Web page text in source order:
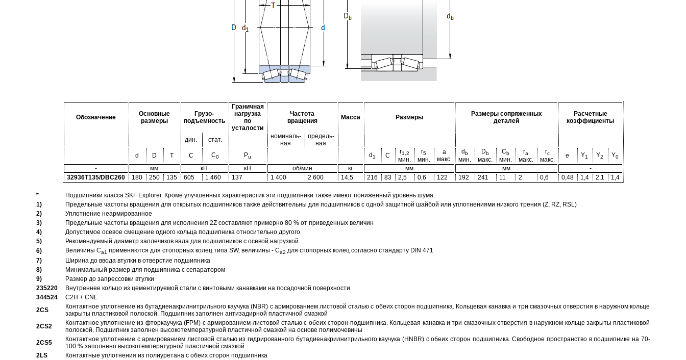
Обозначение
Основные
размеры
Грузо-
подъемность
Граничная
нагрузка
по
усталости
Частота
вращения
Масса Размеры
Размеры сопряженных
деталей
Расчетные
коэффициенты
дин. стат.
номиналь-
ная
предель-
ная
d
D T C C0 Pu d1 C
r1,2
мин.
r5
мин.
a
макс.
d b
мин.
Db
макс.
Cb
мин.
ra
макс.
rc
макс.
e Y1 Y2 Y0
- мм кН кН об/мин кг мм мм
-
32936T135/DBC260
180 250 135 605 1 460 137 1 400 2 600 14,5 216 83 2,5 0,6 122 192 241 11 2 0,6 0,48 1,4 2,1 1,4
*
Подшипники класса SKF Explorer. Кроме улучшенных характеристик эти подшипники также имеют пониженный уровень шума.
1)
Предельные частоты вращения для открытых подшипников также действительны для подшипников с одной защитной шайбой или уплотнениями низкого трения (Z, RZ, RSL)
2)
Уплотнение неармированное
3)
Предельные частоты вращения для исполнения 2Z составляют примерно 80 % от приведенных величин
4)
Допустимое осевое смещение одного кольца подшипника относительно другого
5)
Рекомендуемый диаметр заплечиков вала для подшипников с осевой нагрузкой
6)
Величины Ca1 применяются для стопорных колец типа SW, величины - Ca2 для стопорных колец согласно стандарту DIN 471
7)
Ширина до ввода втулки в отверстие подшипника
8)
Минимальный размер для подшипника с сепаратором
9)
Размер до запрессовки втулки
235220
Внутреннее кольцо из цементируемой стали с винтовыми канавками на посадочной поверхности
344524
C2H + CNL
2CS
Контактное уплотнение из бутадиенакрилнитрильного каучука (NBR) с армированием листовой сталью с обеих сторон подшипника. Кольцевая канавка и три смазочных отверстия в наружном кольце
закрыты пластиковой полоской. Подшипник заполнен антизадирной пластичной смазкой
2CS2
Контактное уплотнение из фторкаучука (FPM) с армированием листовой сталью с обеих сторон подшипника. Кольцевая канавка и три смазочных отверстия в наружном кольце закрыты пластиковой
полоской. Подшипник заполнен высокотемпературной пластичной смазкой на основе полимочевины
2CS5
Контактное уплотнение с армированием листовой сталью из гидрированного бутадиенакрилнитрильного каучука (HNBR) с обеих сторон подшипника. Свободное пространство в подшипнике на 70-
100 % заполнено высокотемпературной пластичной смазкой
2LS
Контактные уплотнения из полиуретана с обеих сторон подшипника